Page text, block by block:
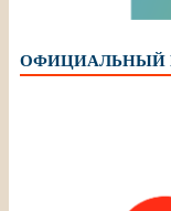
ОФИЦИАЛЬНЫЙ